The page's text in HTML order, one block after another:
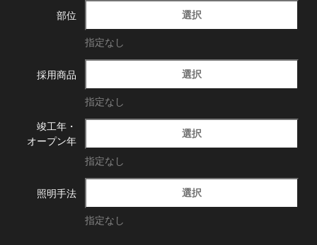
部位 選択
指定なし
採用商品 選択
指定なし
竣工年・
オープン年
選択
指定なし
照明手法 選択
指定なし